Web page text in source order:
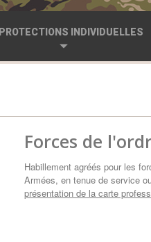
PROTECTIONS INDIVIDUELLES
Forces de
Habillement agréés pour les
Armées, en tenue de service
présentation de la carte